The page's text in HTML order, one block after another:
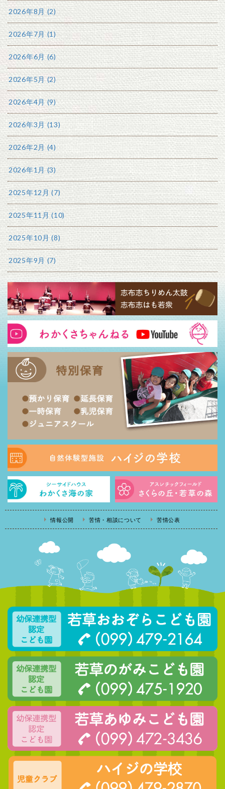
2026年8月 (2)
2026年7月 (1)
2026年6月 (6)
2026年5月 (2)
2026年4月 (9)
2026年3月 (13)
2026年2月 (4)
2026年1月 (3)
2025年12月 (7)
2025年11月 (10)
2025年10月 (8)
2025年9月 (7)
情報公開 苦情・相談について 苦情公表